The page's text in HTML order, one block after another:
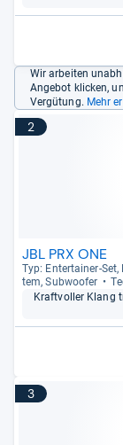
Wir arbeiten
Angebot klicken,
Vergütung. Mehr
2
JBL PRX ONE
Typ: Enter­tai­ner-​Set,
tem, Sub­woofer
Kraft­vol­ler Klang
3